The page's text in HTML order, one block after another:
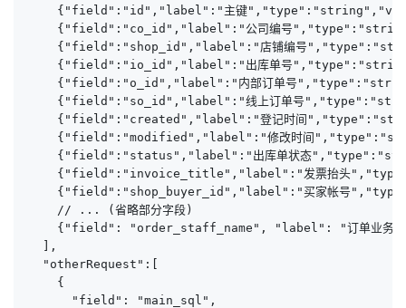
{"field":"id","label":"主键
{"field":"co_id","label":"公司编号
{"field":"shop_id","label":"店铺编号
{"field":"io_id","label":"出库单号
{"field":"o_id","label":"内部订单号
{"field":"so_id","label":"线上订单号
{"field":"created","label":"登记时间
{"field":"modified","label":"修改时间
{"field":"status","label":"出库单状态
{"field":"invoice_title","label":"发票抬头
{"field":"shop_buyer_id","label":"买家帐号
    // ... (省略部分字段)
{"field": "order_staff_name", "label": "订单业务
  ],
  "otherRequest":[
    {
      "field": "main_sql",